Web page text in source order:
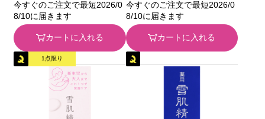
今すぐのご注文で最短2026/0
8/10に届きます
カートに入れる
今すぐのご注文で最短2026/0
8/10に届きます
カートに入れる
1点限り